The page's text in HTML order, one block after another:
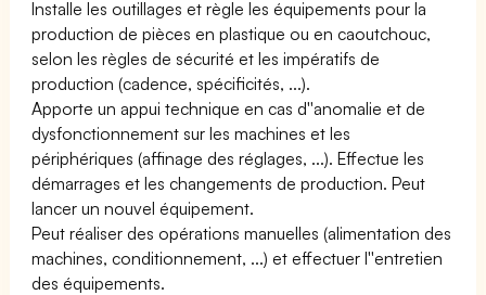
Installe les outillages et règle les équipements pour la
production de pièces en plastique ou en caoutchouc,
selon les règles de sécurité et les impératifs de
production (cadence, spécificités, ...).
Apporte un appui technique en cas d''anomalie et de
dysfonctionnement sur les machines et les
périphériques (affinage des réglages, ...). Effectue les
démarrages et les changements de production. Peut
lancer un nouvel équipement.
Peut réaliser des opérations manuelles (alimentation des
machines, conditionnement, ...) et effectuer l''entretien
des équipements.